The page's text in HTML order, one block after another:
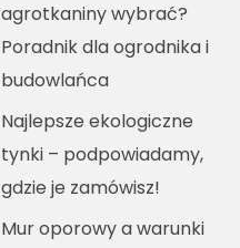
agrotkaniny wybrać?
Poradnik dla ogrodnika i
budowlańca
Najlepsze ekologiczne
tynki – podpowiadamy,
gdzie je zamówisz!
Mur oporowy a warunki